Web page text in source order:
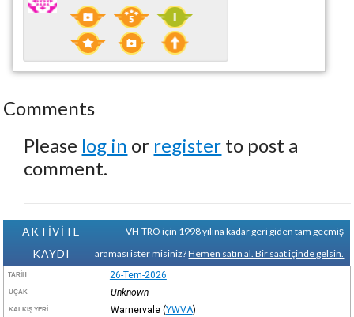
Comments
Please log in or register to post a
comment.
AKTİVİTE
KAYDI
VH-TRO için 1998 yılına kadar geri giden tam geçmiş
araması ister misiniz?Hemen satın al. Bir saat içinde gelsin.
TARIH 26-Tem-2026
UÇAK Unknown
KALKIŞ YERI Warnervale (YWVA)